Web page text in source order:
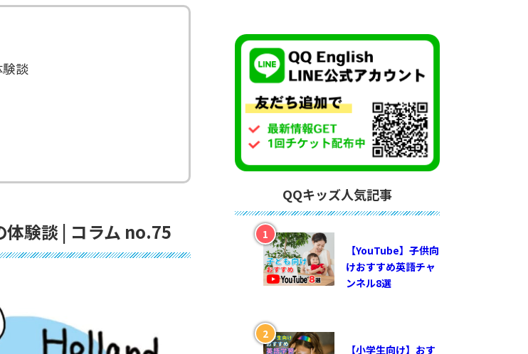
談
験談 | コラム no.75
QQキッズ人気記事
【YouTube】子供向
けおすすめ英語チャ
ンネル8選
【小学生向け】おす